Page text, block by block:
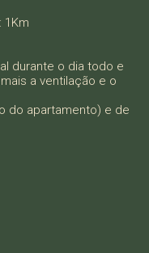
1Km
durante o dia todo e
a ventilação e o
do apartamento) e de